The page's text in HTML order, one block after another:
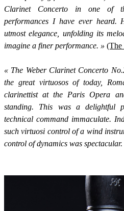
Clarinet Concerto in one of
performances I have ever heard.
utmost elegance, unfolding its
imagine a finer performance. » (The
« The Weber Clarinet Concerto
the great virtuosos of today,
clarinettist at the Paris Opera
standing. This was a delightful
technical command immaculate.
such virtuosi control of a wind
control of dynamics was spectacular.